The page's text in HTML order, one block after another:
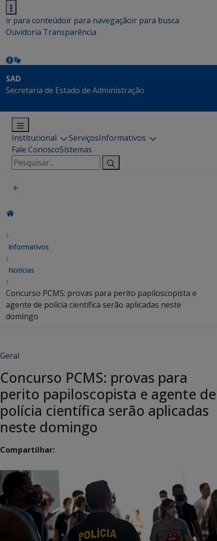
ir para conteúdoir para navegaçãoir para busca
Ouvidoria Transparência
SAD
Secretaria de Estado de Administração
Institucional ServiçosInformativos
Fale ConoscoSistemas
Pesquisar
por:
Informativos
Notícias
Concurso PCMS: provas para perito papiloscopista e
agente de polícia científica serão aplicadas neste
domingo
Geral
Concurso PCMS: provas para
perito papiloscopista e agente de
polícia científica serão aplicadas
neste domingo
Compartilhar: